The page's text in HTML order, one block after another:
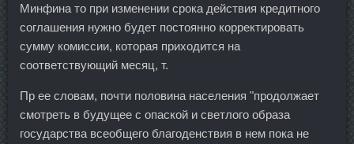
Минфина то при изменении срока действия кредитного
соглашения нужно будет постоянно корректировать
сумму комиссии, которая приходится на
соответствующий месяц, т.
Пр ее словам, почти половина населения "продолжает
смотреть в будущее с опаской и светлого образа
государства всеобщего благоденствия в нем пока не